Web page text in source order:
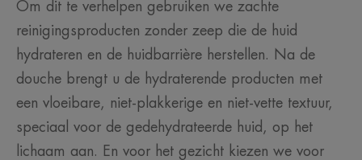
Om dit te verhelpen gebruiken we zachte
reinigingsproducten zonder zeep die de huid
hydrateren en de huidbarrière herstellen. Na de
douche brengt u de hydraterende producten met
een vloeibare, niet-plakkerige en niet-vette textuur,
speciaal voor de gedehydrateerde huid, op het
lichaam aan. En voor het gezicht kiezen we voor